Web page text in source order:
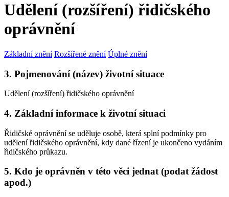
Udělení (rozšíření) řidičského
oprávnění
Základní znění Rozšířené znění Úplné znění
3. Pojmenování (název) životní situace
Udělení (rozšíření) řidičského oprávnění
4. Základní informace k životní situaci
Řidičské oprávnění se uděluje osobě, která splní podmínky pro
udělení řidičského oprávnění, kdy dané řízení je ukončeno vydáním
řidičského průkazu.
5. Kdo je oprávněn v této věci jednat (podat žádost
apod.)